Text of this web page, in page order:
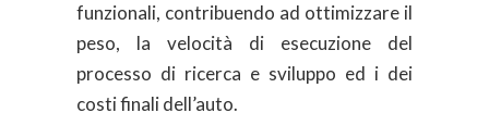
funzionali, contribuendo ad ottimizzare il
peso, la velocità di esecuzione del
processo di ricerca e sviluppo ed i dei
costi finali dell’auto.